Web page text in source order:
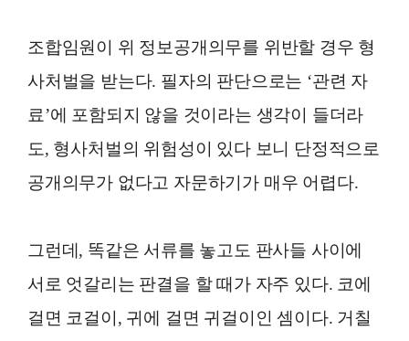
조합임원이 위 정보공개의무를 위반할 경우 형
사처벌을 받는다. 필자의 판단으로는 ‘관련 자
료’에 포함되지 않을 것이라는 생각이 들더라
도, 형사처벌의 위험성이 있다 보니 단정적으로
공개의무가 없다고 자문하기가 매우 어렵다.
그런데, 똑같은 서류를 놓고도 판사들 사이에
서로 엇갈리는 판결을 할 때가 자주 있다. 코에
걸면 코걸이, 귀에 걸면 귀걸이인 셈이다. 거칠